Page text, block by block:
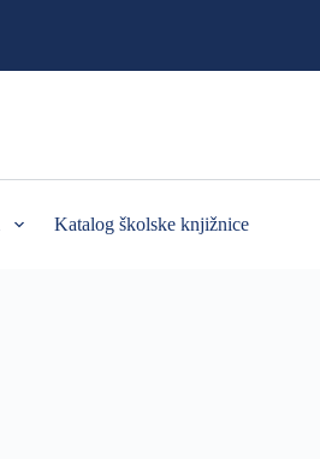
Katalog školske knjižnice